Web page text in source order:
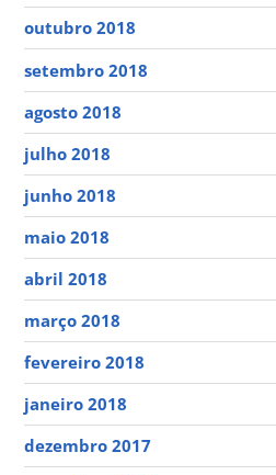
outubro 2018
setembro 2018
agosto 2018
julho 2018
junho 2018
maio 2018
abril 2018
março 2018
fevereiro 2018
janeiro 2018
dezembro 2017